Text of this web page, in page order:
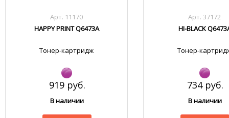
Арт. 11170
HAPPY PRINT Q6473A
Тонер-картридж
919 руб.
В наличии
Арт. 37172
HI-BLACK
Тонер-
734 руб.
В наличии